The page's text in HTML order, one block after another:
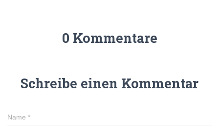
0 Kommentare
Schreibe einen Kommentar
Name *